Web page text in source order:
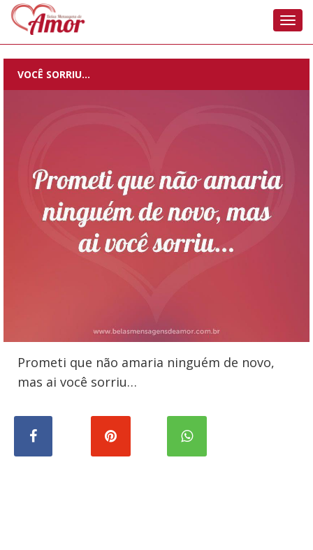
VOCÊ SORRIU…
Prometi que não amaria ninguém de novo,
mas ai você sorriu…